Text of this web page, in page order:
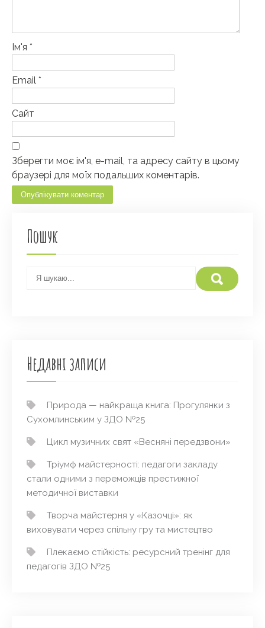
Ім'я *
Email *
Сайт
Зберегти моє ім'я, e-mail, та адресу сайту в цьому
браузері для моїх подальших коментарів.
Пошук
Недавні записи
Природа — найкраща книга: Прогулянки з
Сухомлинським у ЗДО №25
Цикл музичних свят «Весняні передзвони»
Тріумф майстерності: педагоги закладу
стали одними з переможців престижної
методичної виставки
Творча майстерня у «Казочці»: як
виховувати через спільну гру та мистецтво
Плекаємо стійкість: ресурсний тренінг для
педагогів ЗДО №25